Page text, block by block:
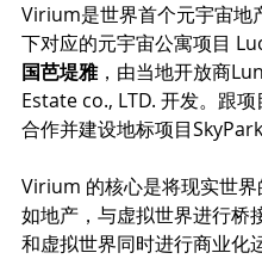
Virium是世界首个元宇宙地
下对应的元宇宙公寓项目
国芭堤雅，由当地开放商
Estate co., LTD. 开发。跟项
合作并建设地标项目SkyPark
Virium 的核心是将现实世界
如地产，与虚拟世界进行桥
和虚拟世界同时进行商业化